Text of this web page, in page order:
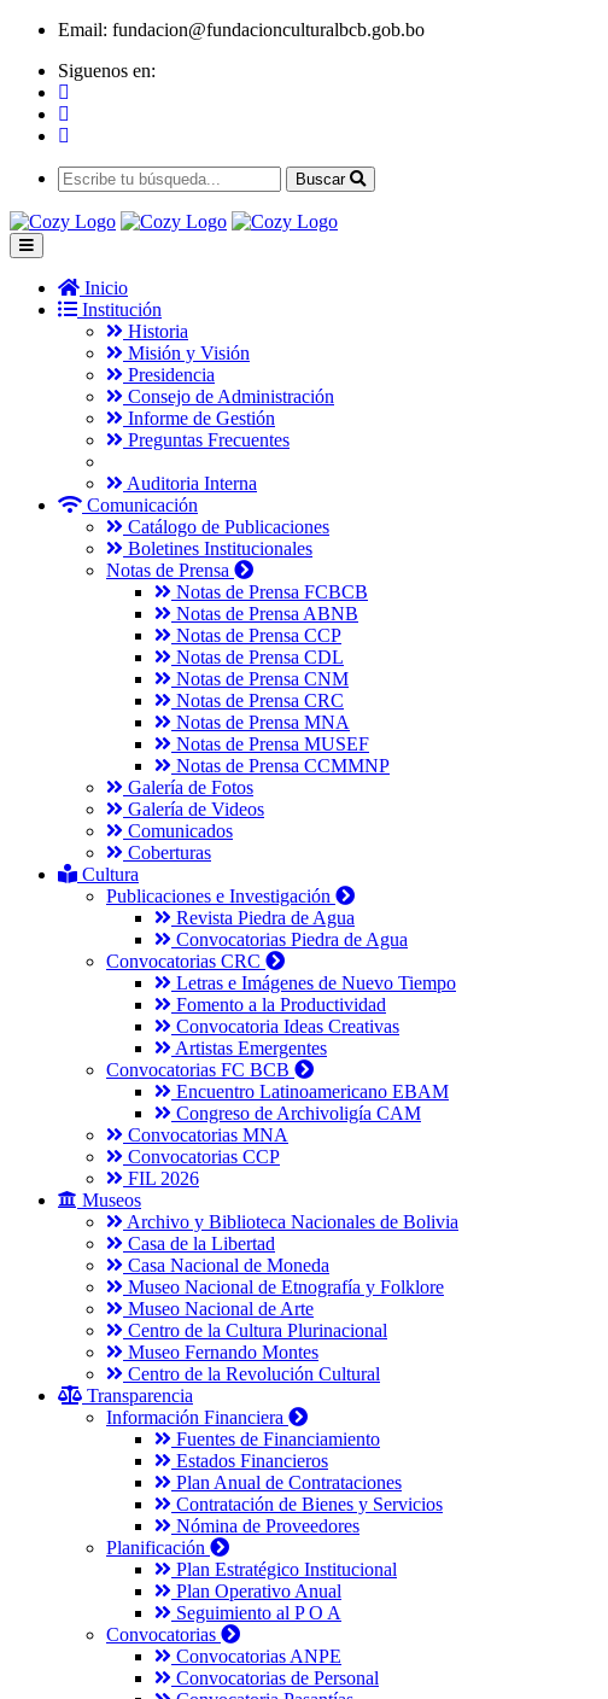
Email: fundacion@fundacionculturalbcb.gob.bo
Siguenos en:
Buscar
Inicio
Institución
Historia
Misión y Visión
Presidencia
Consejo de Administración
Informe de Gestión
Preguntas Frecuentes
Auditoria Interna
Comunicación
Catálogo de Publicaciones
Boletines Institucionales
Notas de Prensa
Notas de Prensa FCBCB
Notas de Prensa ABNB
Notas de Prensa CCP
Notas de Prensa CDL
Notas de Prensa CNM
Notas de Prensa CRC
Notas de Prensa MNA
Notas de Prensa MUSEF
Notas de Prensa CCMMNP
Galería de Fotos
Galería de Videos
Comunicados
Coberturas
Cultura
Publicaciones e Investigación
Revista Piedra de Agua
Convocatorias Piedra de Agua
Convocatorias CRC
Letras e Imágenes de Nuevo Tiempo
Fomento a la Productividad
Convocatoria Ideas Creativas
Artistas Emergentes
Convocatorias FC BCB
Encuentro Latinoamericano EBAM
Congreso de Archivoligía CAM
Convocatorias MNA
Convocatorias CCP
FIL 2026
Museos
Archivo y Biblioteca Nacionales de Bolivia
Casa de la Libertad
Casa Nacional de Moneda
Museo Nacional de Etnografía y Folklore
Museo Nacional de Arte
Centro de la Cultura Plurinacional
Museo Fernando Montes
Centro de la Revolución Cultural
Transparencia
Información Financiera
Fuentes de Financiamiento
Estados Financieros
Plan Anual de Contrataciones
Contratación de Bienes y Servicios
Nómina de Proveedores
Planificación
Plan Estratégico Institucional
Plan Operativo Anual
Seguimiento al P O A
Convocatorias
Convocatorias ANPE
Convocatorias de Personal